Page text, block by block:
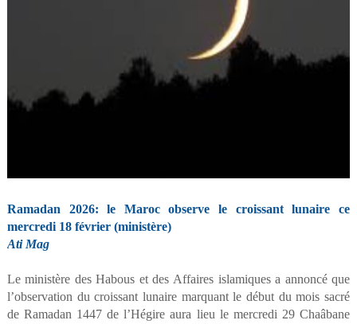
Ramadan 2026: le Maroc observe le croissant lunaire ce
mercredi 18 février (ministère)
Ati Mag
Le ministère des Habous et des Affaires islamiques a annoncé que
l’observation du croissant lunaire marquant le début du mois sacré
de Ramadan 1447 de l’Hégire aura lieu le mercredi 29 Chaâbane